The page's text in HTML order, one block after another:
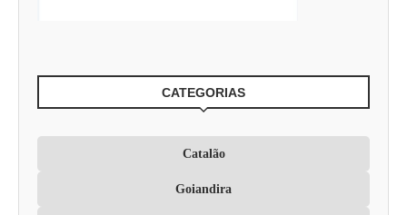
CATEGORIAS
Catalão
Goiandira